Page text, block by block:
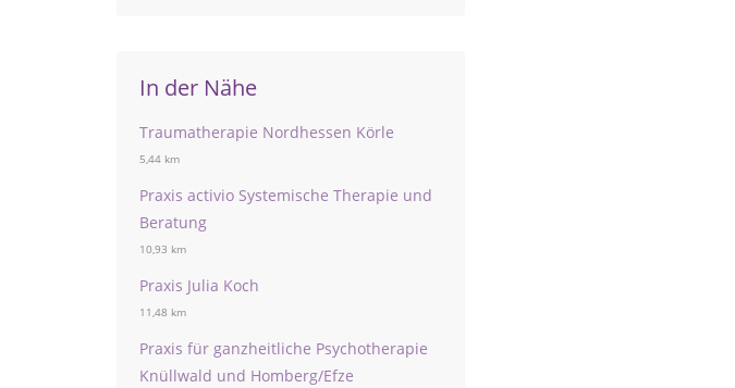
In der Nähe
Traumatherapie Nordhessen Körle
5,44 km
Praxis activio Systemische Therapie und
Beratung
10,93 km
Praxis Julia Koch
11,48 km
Praxis für ganzheitliche Psychotherapie
Knüllwald und Homberg/Efze